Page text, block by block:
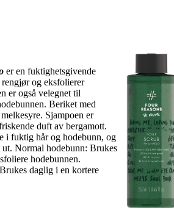
er en fuktighetsgivende
og eksfolierer
er også velegnet til
Beriket med
Sjampoen er
duft av bergamott.
i fuktig hår og hodebunn, og
Normal hodebunn: Brukes
hodebunnen.
daglig i en kortere